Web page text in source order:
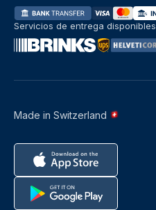
Made in Switzerland
Servicios de entrega disponibles